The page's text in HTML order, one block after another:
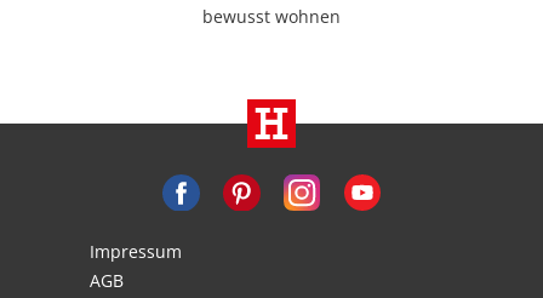
bewusst wohnen
Impressum
AGB